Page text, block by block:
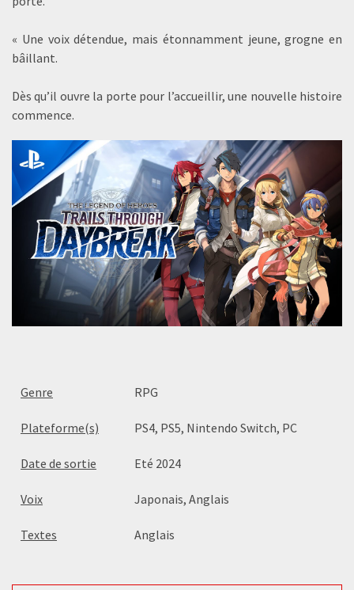
« Une voix détendue, mais étonnamment jeune, grogne en
bâillant.
Dès qu’il ouvre la porte pour l’accueillir, une nouvelle histoire
commence.
Genre RPG
Plateforme(s) PS4, PS5, Nintendo Switch, PC
Date de sortie Eté 2024
Voix Japonais, Anglais
Textes Anglais